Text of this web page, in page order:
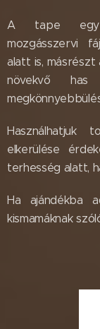
A tape
mozgásszervi
alatt is,
növekvő has
Használhatjuk
elkerülése
terhesség alatt,
Ha ajándékba
kismamáknak